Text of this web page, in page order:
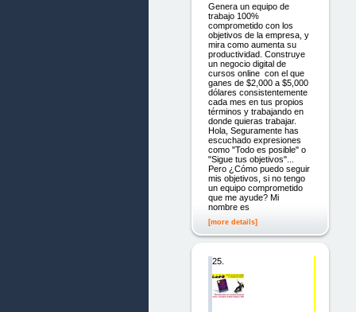
Genera un equipo de
trabajo 100%
comprometido con los
objetivos de la empresa, y
mira como aumenta su
productividad. Construye
un negocio digital de
cursos online con el que
ganes de $2,000 a $5,000
dólares consistentemente
cada mes en tus propios
términos y trabajando en
donde quieras trabajar.
Hola, Seguramente has
escuchado expresiones
como "Todo es posible" o
"Sigue tus objetivos"...
Pero ¿Cómo puedo seguir
mis objetivos, si no tengo
un equipo comprometido
que me ayude? Mi
nombre es
[more details]
25.